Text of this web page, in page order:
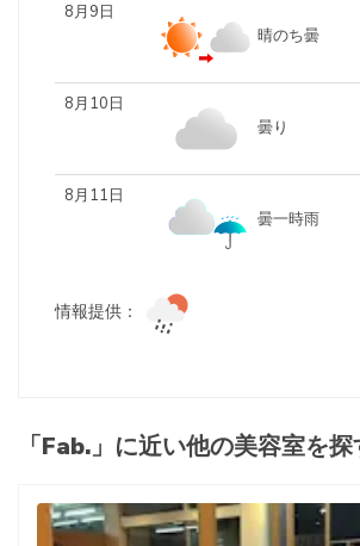
8月9日
晴のち曇
8月10日
曇り
8月11日
曇一時雨
情報提供：
「Fab.」に近い他の美容室を探